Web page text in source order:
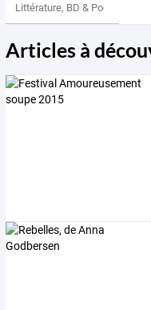
Littérature, BD & Poésie
Articles à